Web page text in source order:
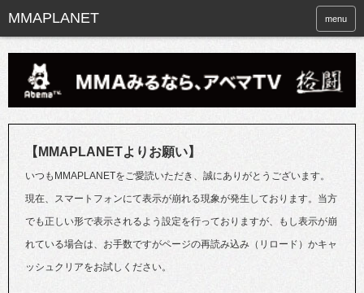
menu
【MMAPLANETよりお願い】
いつもMMAPLANETをご愛読いただき、誠にありがとうございます。
現在、スマートフォンにて表示が崩れる現象が発生しております。当方
でも正しい形で表示されるよう設定を行っておりますが、もし表示が崩
れている場合は、お手数ですがページの再読み込み（リロード）かキャ
ッシュクリアをお試しください。